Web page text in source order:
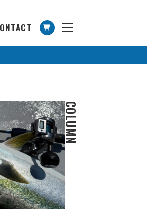
COLUMN